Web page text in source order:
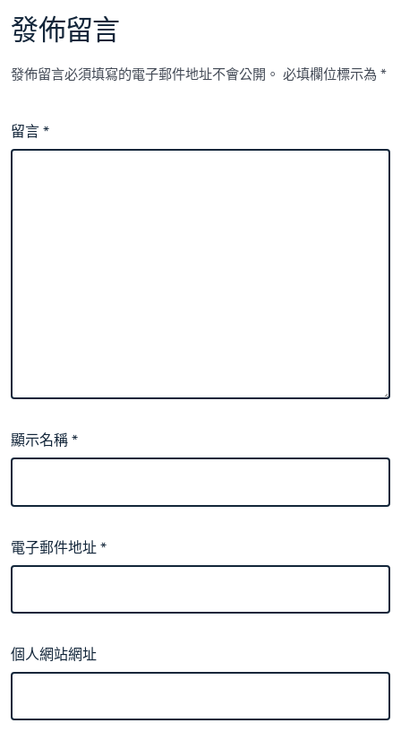
發佈留言
發佈留言必須填寫的電子郵件地址不會公開。 必填欄位標示為*
留言*
顯示名稱*
電子郵件地址*
個人網站網址